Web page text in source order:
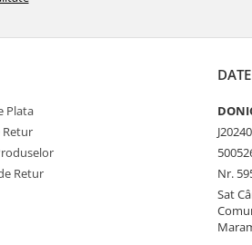
Plata
Retur
Retur
Nr.
Sat